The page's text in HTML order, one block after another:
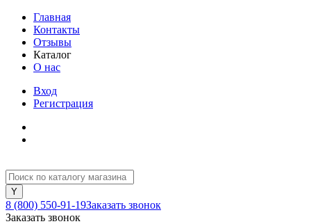
Главная
Контакты
Отзывы
Каталог
О нас
Вход
Регистрация
8 (800) 550-91-19Заказать звонок
Заказать звонок